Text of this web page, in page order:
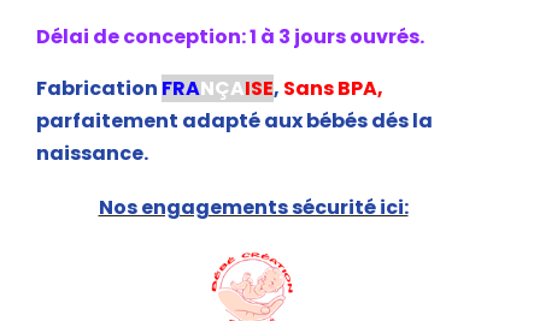
Délai de conception: 1 à 3 jours ouvrés.
Fabrication FRANÇAISE, Sans BPA,
parfaitement adapté aux bébés dés la
naissance.
Nos engagements sécurité ici: